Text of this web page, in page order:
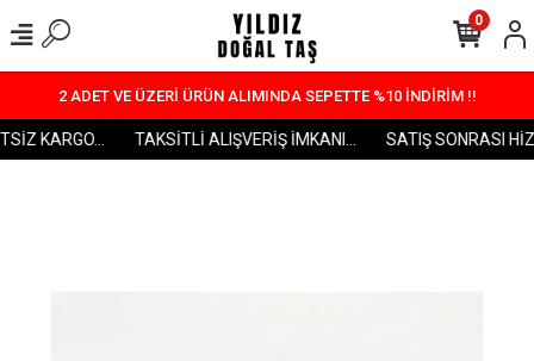
2 ADET VE ÜZERİ ÜRÜN ALIMINDA SEPETTE %10 İNDİRİM !!
KARGO... TAKSİTLİ ALIŞVERİŞ İMKANI... SATIŞ SONRASI
0